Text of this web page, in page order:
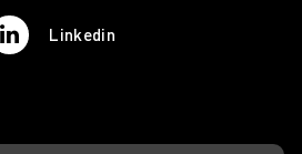
Linkedin